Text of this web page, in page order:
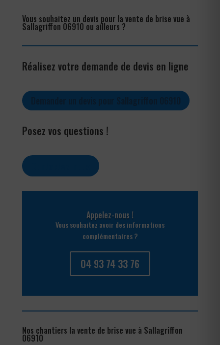
Vous souhaitez un devis pour la vente de brise vue à
Sallagriffon 06910 ou ailleurs ?
Réalisez votre demande de devis en ligne
Posez vos questions !
Appelez-nous !
Vous souhaitez avoir des informations
complémentaires ?
04 93 74 33 76
Nos chantiers la vente de brise vue à Sallagriffon
06910